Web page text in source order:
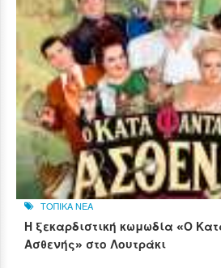
ΤΟΠΙΚΑ ΝΕΑ
Η ξεκαρδιστική κωμωδία «Ο
Ασθενής» στο Λουτράκι